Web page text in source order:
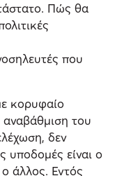
Πώς θα
που
κορυφαίο
του
δεν
υποδομές είναι ο
άλλος. Εντός